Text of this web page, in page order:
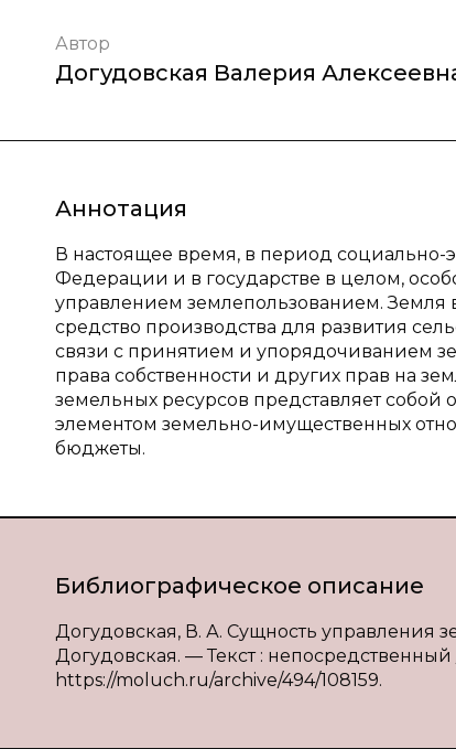
Автор
Догудовская Валерия
Аннотация
В настоящее время, в период социально-
Федерации и в государстве в целом,
управлением землепользованием. Земля
средство производства для развития
связи с принятием и упорядочиванием
права собственности и других прав на
земельных ресурсов представляет собой
элементом земельно-имущественных
бюджеты.
Библиографическое описание
Догудовская, В. А. Сущность управления
Догудовская. — Текст :
https://moluch.ru/archive/494/108159.